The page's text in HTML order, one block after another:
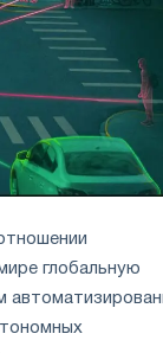
глобальную